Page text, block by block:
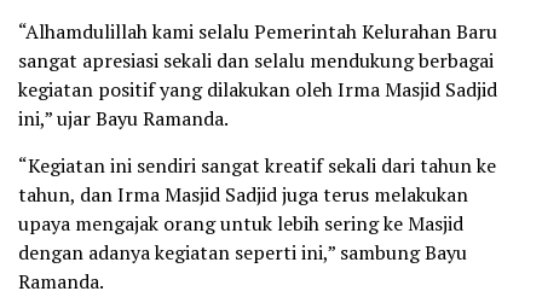
“Alhamdulillah kami selalu Pemerintah Kelurahan Baru
sangat apresiasi sekali dan selalu mendukung berbagai
kegiatan positif yang dilakukan oleh Irma Masjid Sadjid
ini,” ujar Bayu Ramanda.
“Kegiatan ini sendiri sangat kreatif sekali dari tahun ke
tahun, dan Irma Masjid Sadjid juga terus melakukan
upaya mengajak orang untuk lebih sering ke Masjid
dengan adanya kegiatan seperti ini,” sambung Bayu
Ramanda.